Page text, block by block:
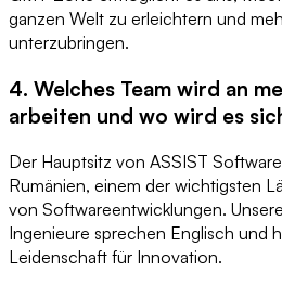
ganzen Welt zu erleichtern und
unterzubringen.
4. Welches Team wird an
arbeiten und wo wird es
Der Hauptsitz von ASSIST
Rumänien, einem der wichtigsten
von Softwareentwicklungen.
Ingenieure sprechen Englisch und
Leidenschaft für Innovation.